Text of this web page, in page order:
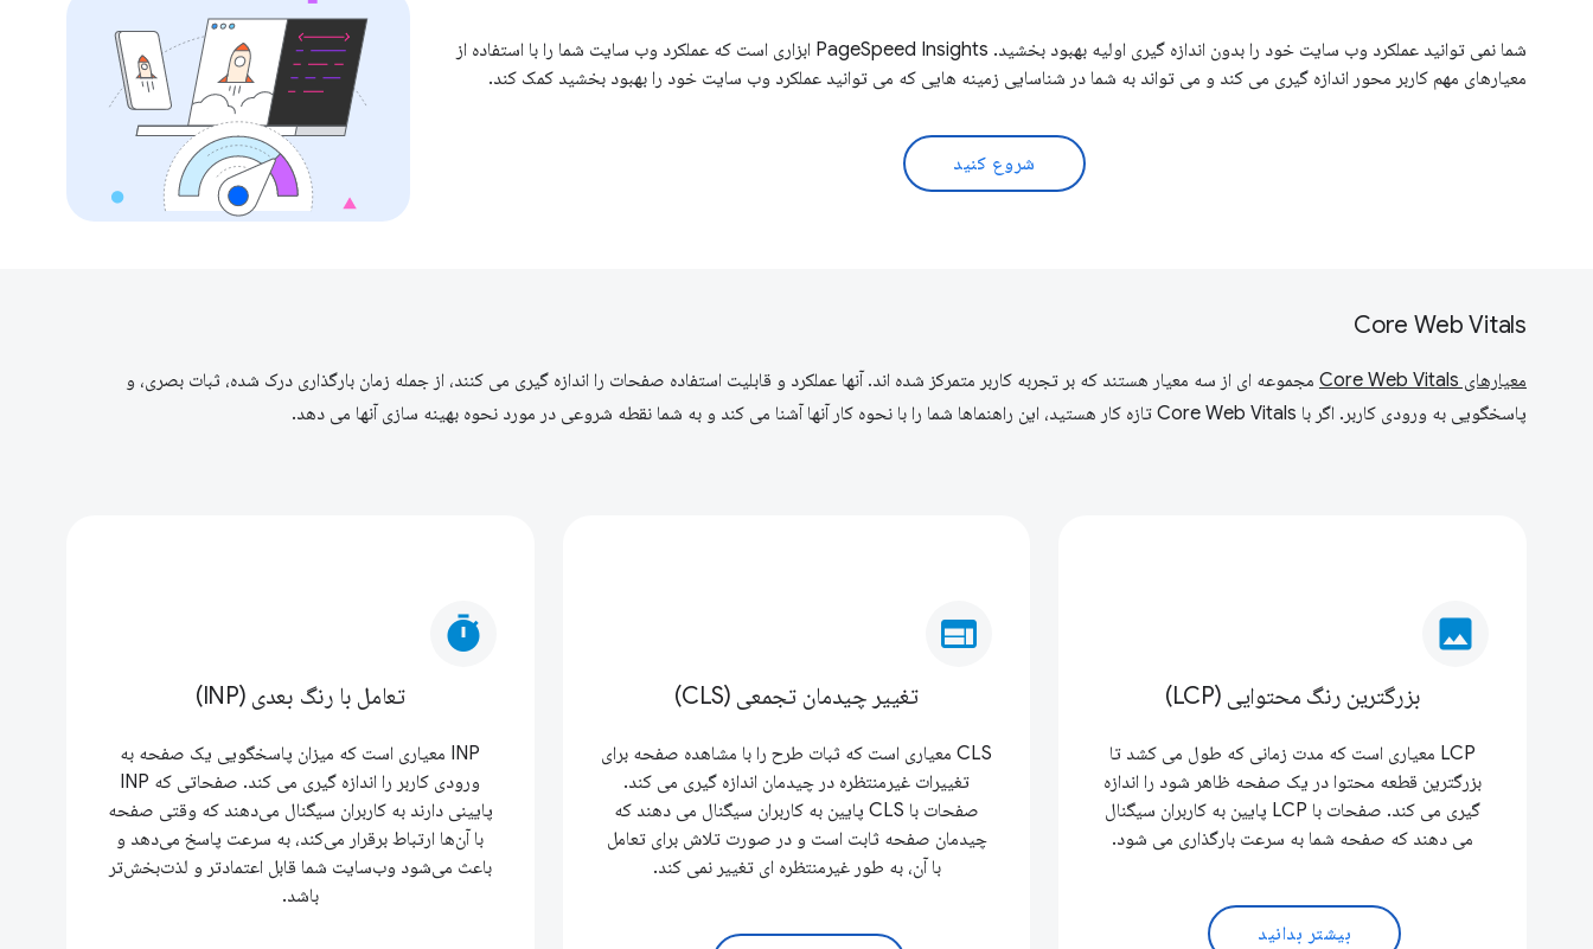
شما نمی توانید عملکرد وب سایت خود را بدون اندازه گیری اولیه بهبود بخشید. PageSpeed ​​Insights ابزاری است که عملکرد وب سایت شما را با استفاده از
معیارهای مهم کاربر محور اندازه گیری می کند و می تواند به شما در شناسایی زمینه هایی که می توانید عملکرد وب سایت خود را بهبود بخشید کمک کند.
شروع کنید
Core Web Vitals
معیارهای Core Web Vitals
مجموعه ای از سه معیار هستند که بر تجربه کاربر متمرکز شده اند. آنها عملکرد و قابلیت استفاده صفحات را اندازه گیری می کنند، از جمله زمان بارگذاری درک شده، ثبات بصری، و
پاسخگویی به ورودی کاربر. اگر با Core Web Vitals تازه کار هستید، این راهنماها شما را با نحوه کار آنها آشنا می کند و به شما نقطه شروعی در مورد نحوه بهینه سازی آنها می دهد.
image
بزرگترین رنگ محتوایی (LCP)
LCP معیاری است که مدت زمانی که طول می کشد تا
بزرگترین قطعه محتوا در یک صفحه ظاهر شود را اندازه
گیری می کند. صفحات با LCP پایین به کاربران سیگنال
می دهند که صفحه شما به سرعت بارگذاری می شود.
بیشتر بدانید
web
تغییر چیدمان تجمعی (CLS)
CLS معیاری است که ثبات طرح را با مشاهده صفحه برای
تغییرات غیرمنتظره در چیدمان اندازه گیری می کند.
صفحات با CLS پایین به کاربران سیگنال می دهند که
چیدمان صفحه ثابت است و در صورت تلاش برای تعامل
با آن، به طور غیرمنتظره ای تغییر نمی کند.
timer
تعامل با رنگ بعدی (INP)
INP معیاری است که میزان پاسخگویی یک صفحه به
ورودی کاربر را اندازه گیری می کند. صفحاتی که INP
پایینی دارند به کاربران سیگنال می‌دهند که وقتی صفحه
با آن‌ها ارتباط برقرار می‌کند، به سرعت پاسخ می‌دهد و
باعث می‌شود وب‌سایت شما قابل اعتمادتر و لذت‌بخش‌تر
باشد.